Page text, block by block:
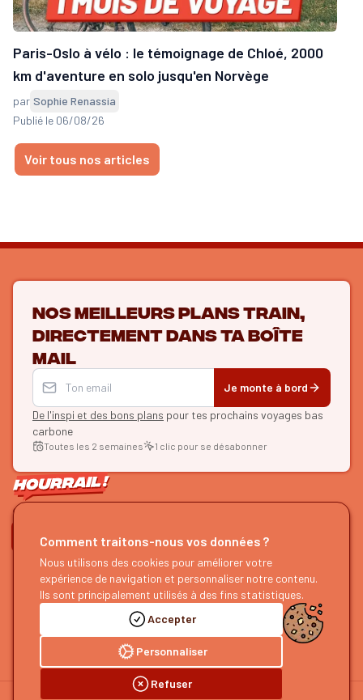
Paris-Oslo à vélo : le témoignage de Chloé, 2000
km d'aventure en solo jusqu'en Norvège
par Sophie Renassia
Publié le 06/08/26
Voir tous nos articles
Nos meilleurs plans train,
directement dans ta boîte
mail
Je monte à bord
De l'inspi et des bons plans pour tes prochains voyages bas
carbone
Toutes les 2 semaines 1 clic pour se désabonner
ON SE SUIT ?
HOURRAIL !
À propos
Devenir partenaire
Nous faire un retour
EXPLORER
Recherche d'itinéraires
Nos guides
Notre blog
Notre podcast
Accepter
Personnaliser
Refuser
Comment traitons-nous vos données ?
Nous utilisons des cookies pour améliorer votre
expérience de navigation et personnaliser notre contenu.
Ils sont principalement utilisés à des fins statistiques.